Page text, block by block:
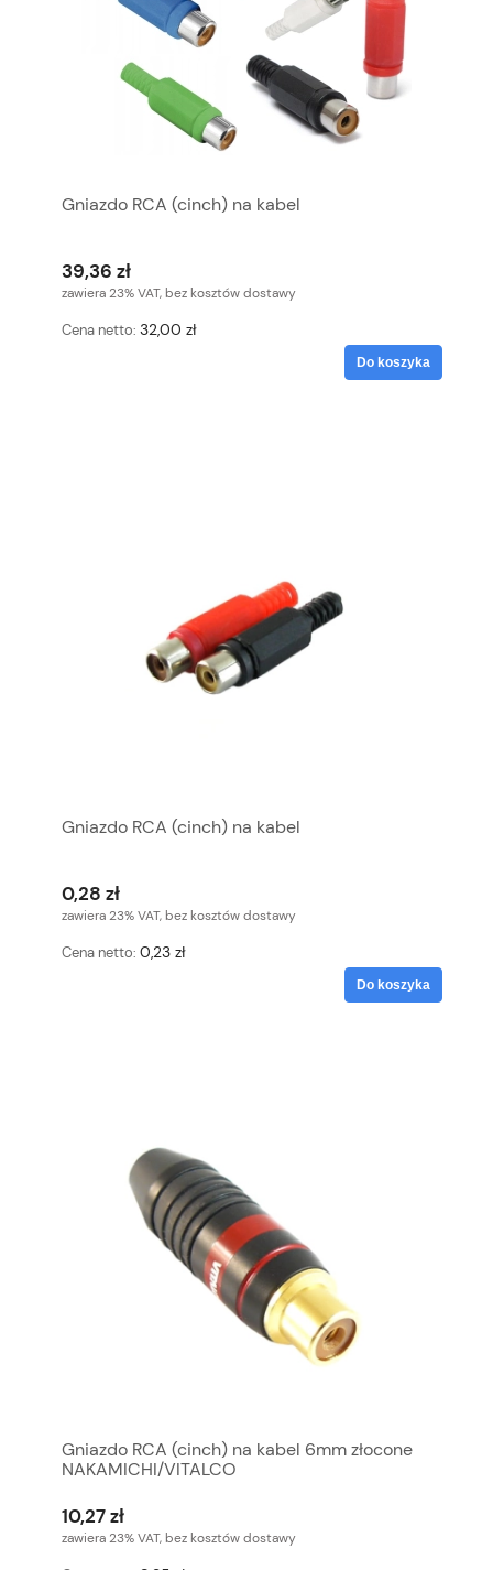
Gniazdo RCA (cinch) na kabel
39,36 zł
zawiera 23% VAT, bez kosztów dostawy
Cena netto: 32,00 zł
Do koszyka
Gniazdo RCA (cinch) na kabel
0,28 zł
zawiera 23% VAT, bez kosztów dostawy
Cena netto: 0,23 zł
Do koszyka
Gniazdo RCA (cinch) na kabel 6mm złocone
NAKAMICHI/VITALCO
10,27 zł
zawiera 23% VAT, bez kosztów dostawy